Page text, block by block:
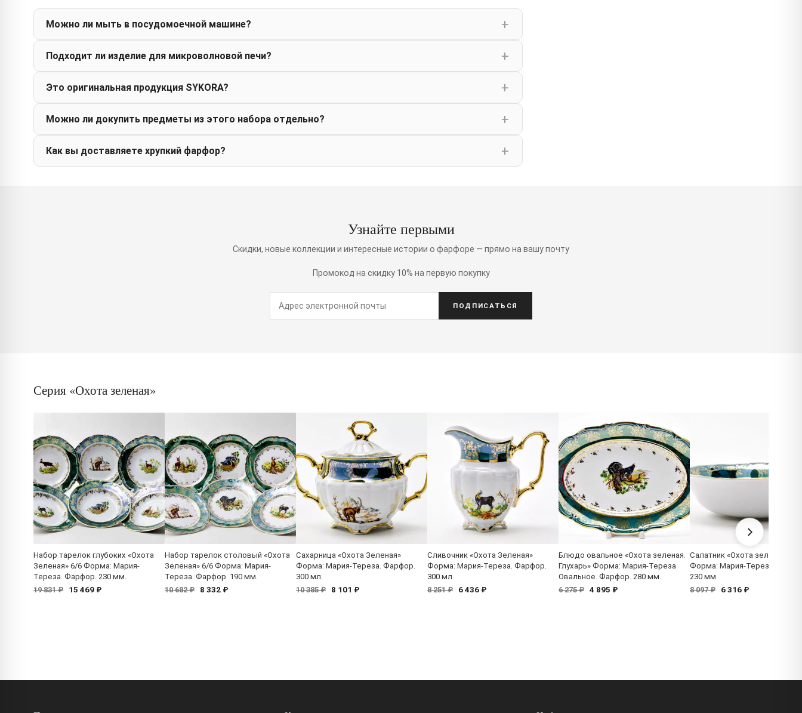
Можно ли мыть в посудомоечной машине?
Подходит ли изделие для микроволновой печи?
Это оригинальная продукция SYKORA?
Можно ли докупить предметы из этого набора отдельно?
Как вы доставляете хрупкий фарфор?
Узнайте первыми
Скидки, новые коллекции и интересные истории о фарфоре — прямо на вашу почту
Промокод на скидку 10% на первую покупку
ПОДПИСАТЬСЯ
Серия «Охота зеленая»
Набор тарелок глубоких «Охота
Зеленая» 6/6 Форма: Мария-
Тереза. Фарфор. 230 мм.
19 831 ₽
15 469 ₽
Набор тарелок столовый «Охота
Зеленая» 6/6 Форма: Мария-
Тереза. Фарфор. 190 мм.
10 682 ₽
8 332 ₽
Сахарница «Охота Зеленая»
Форма: Мария-Тереза. Фарфор.
300 мл.
10 385 ₽
8 101 ₽
Сливочник «Охота Зеленая»
Форма: Мария-Тереза. Фарфор.
300 мл.
8 251 ₽
6 436 ₽
Блюдо овальное «Охота зеленая.
Глухарь» Форма: Мария-Тереза
Овальное. Фарфор. 280 мм.
6 275 ₽ 4 895 ₽
Салатник «Охота зеленая.
Форма: Мария-Тереза.
230 мм.
8 097 ₽
6 316 ₽